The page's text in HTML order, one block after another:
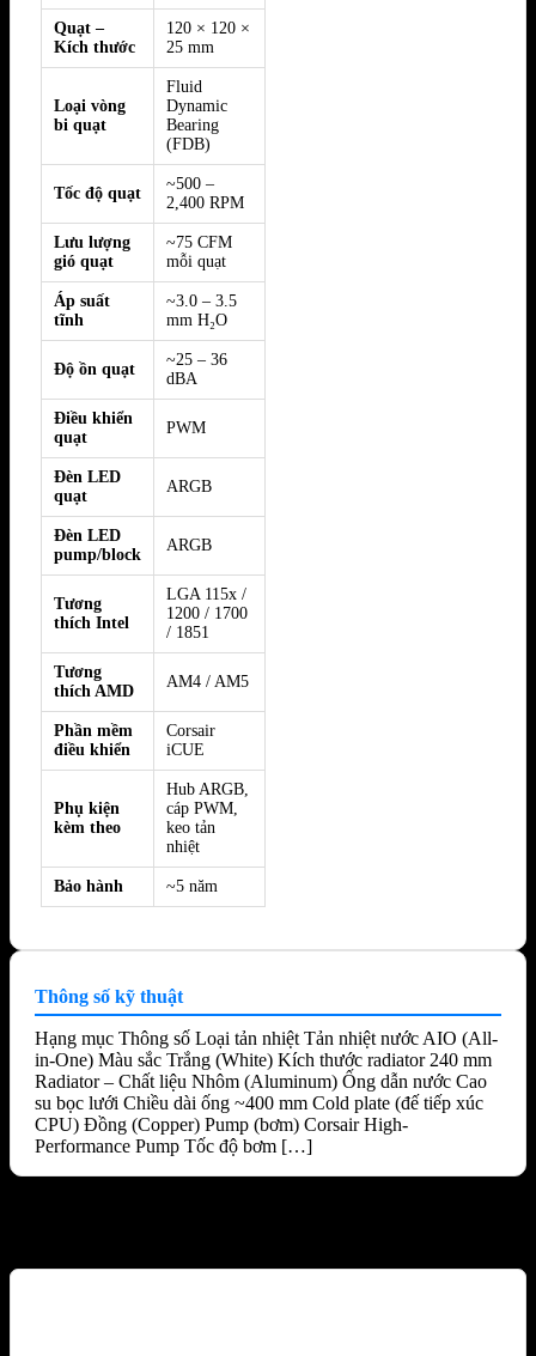
Quạt –
Kích thước
120 × 120 ×
25 mm
Loại vòng
bi quạt
Fluid
Dynamic
Bearing
(FDB)
Tốc độ quạt
~500 –
2,400 RPM
Lưu lượng
gió quạt
~75 CFM
mỗi quạt
Áp suất
tĩnh
~3.0 – 3.5
mm H₂O
Độ ồn quạt
~25 – 36
dBA
Điều khiển
quạt
PWM
Đèn LED
quạt
ARGB
Đèn LED
pump/block
ARGB
Tương
thích Intel
LGA 115x /
1200 / 1700
/ 1851
Tương
thích AMD
AM4 / AM5
Phần mềm
điều khiển
Corsair
iCUE
Phụ kiện
kèm theo
Hub ARGB,
cáp PWM,
keo tản
nhiệt
Bảo hành ~5 năm
Thông số kỹ thuật
Hạng mục Thông số Loại tản nhiệt Tản nhiệt nước AIO (All-
in-One) Màu sắc Trắng (White) Kích thước radiator 240 mm
Radiator – Chất liệu Nhôm (Aluminum) Ống dẫn nước Cao
su bọc lưới Chiều dài ống ~400 mm Cold plate (đế tiếp xúc
CPU) Đồng (Copper) Pump (bơm) Corsair High-
Performance Pump Tốc độ bơm […]